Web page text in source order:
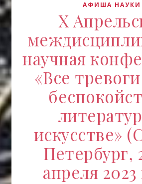
АФИША НАУКИ
X
научная
«Все
искусстве»
Петербург,
апреля 2023